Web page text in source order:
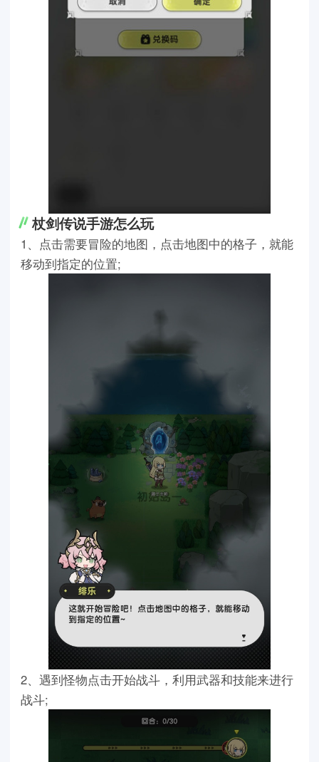
杖剑传说手游怎么玩
1、点击需要冒险的地图，点击地图中的格子，就能
移动到指定的位置;
2、遇到怪物点击开始战斗，利用武器和技能来进行
战斗;